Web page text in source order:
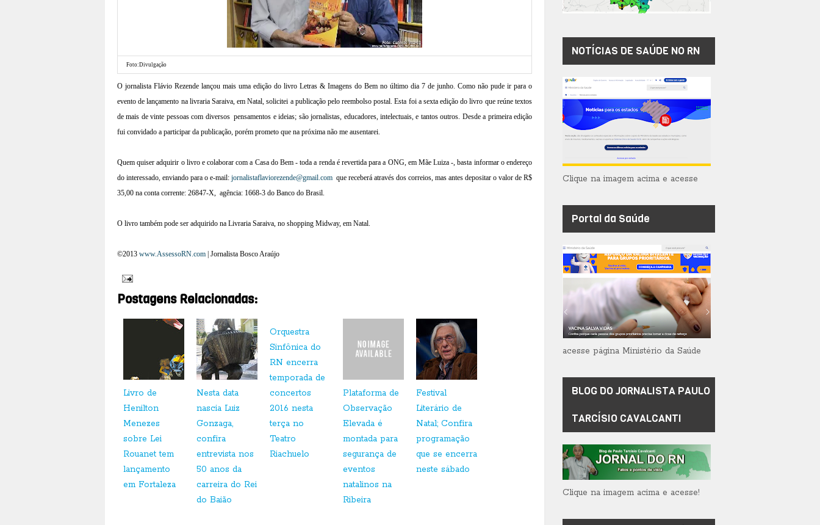
Foto:Divulgação
O jornalista Flávio Rezende lançou mais uma edição do livro Letras & Imagens do Bem no último dia 7 de junho. Como não pude ir para o
evento de lançamento na livraria Saraiva, em Natal, solicitei a publicação pelo reembolso postal. Esta foi a sexta edição do livro que reúne textos
de mais de vinte pessoas com diversos pensamentos e ideias; são jornalistas, educadores, intelectuais, e tantos outros. Desde a primeira edição
fui convidado a participar da publicação, porém prometo que na próxima não me ausentarei.
Quem quiser adquirir o livro e colaborar com a Casa do Bem - toda a renda é revertida para a ONG, em Mãe Luiza -, basta informar o endereço
do interessado, enviando para o e-mail: jornalistaflaviorezende@gmail.com que receberá através dos correios, mas antes depositar o valor de R$
35,00 na conta corrente: 26847-X, agência: 1668-3 do Banco do Brasil.
O livro também pode ser adquirido na Livraria Saraiva, no shopping Midway, em Natal.
©2013 www.AssessoRN.com Jornalista Bosco Araújo
Postagens Relacionadas:
Livro de
Henilton
Menezes
sobre Lei
Rouanet tem
lançamento
em Fortaleza
Nesta data
nascia Luiz
Gonzaga,
confira
entrevista nos
50 anos da
carreira do Rei
do Baião
Orquestra
Sinfônica do
RN encerra
temporada de
concertos
2016 nesta
terça no
Teatro
Riachuelo
Plataforma de
Observação
Elevada é
montada para
segurança de
eventos
natalinos na
Ribeira
Festival
Literário de
Natal; Confira
programação
que se encerra
neste sábado
NOTÍCIAS DE SAÚDE NO RN
Clique na imagem acima e acesse
Portal da Saúde
acesse página Ministério da Saúde
BLOG DO JORNALISTA PAULO
TARCÍSIO CAVALCANTI
Clique na imagem acima e acesse!